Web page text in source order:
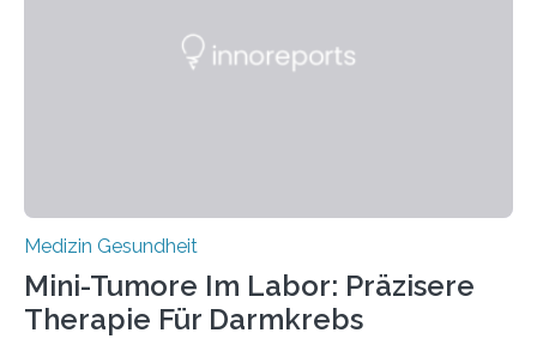
Medizin Gesundheit
Mini-Tumore Im Labor: Präzisere
Therapie Für Darmkrebs